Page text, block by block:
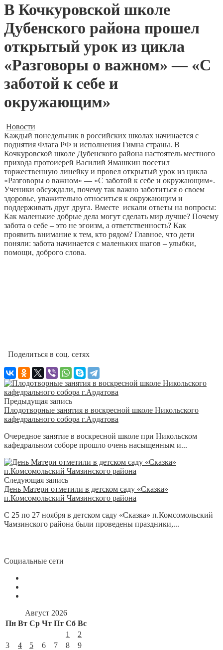
В Кочкуровской школе
Дубенского района прошел
открытый урок из цикла
«Разговоры о важном» — «С
заботой к себе и
окружающим»
Новости
Каждый понедельник в российских школах начинается с
поднятия Флага РФ и исполнения Гимна страны. В
Кочкуровской школе Дубенского района настоятель местного
прихода протоиерей Василий Ямашкин посетил
торжественную линейку и провел открытый урок из цикла
«Разговоры о важном» — «С заботой к себе и окружающим».
Ученики обсуждали, почему так важно заботиться о своем
здоровье, уважительно относиться к окружающим и
поддерживать друг друга. Вместе искали ответы на вопросы:
Как маленькие добрые дела могут сделать мир лучше? Почему
забота о себе – это не эгоизм, а ответственность? Как
проявить внимание к тем, кто рядом? Главное, что дети
поняли: забота начинается с маленьких шагов – улыбки,
помощи, доброго слова.
Поделиться в соц. сетях
Предыдущая запись
Плодотворные занятия в воскресной школе Никольского
кафедрального собора г.Ардатова
Очередное занятие в воскресной школе при Никольском
кафедральном соборе прошло очень насыщенным и...
Следующая запись
День Матери отметили в детском саду «Сказка»
п.Комсомольский Чамзинского района
С 25 по 27 ноября в детском саду «Сказка» п.Комсомольский
Чамзинского района были проведены праздники,...
Социальные сети
Август 2026
Пн Вт Ср Чт Пт Сб Вс
1
2
3
4 5 6 7 8
9